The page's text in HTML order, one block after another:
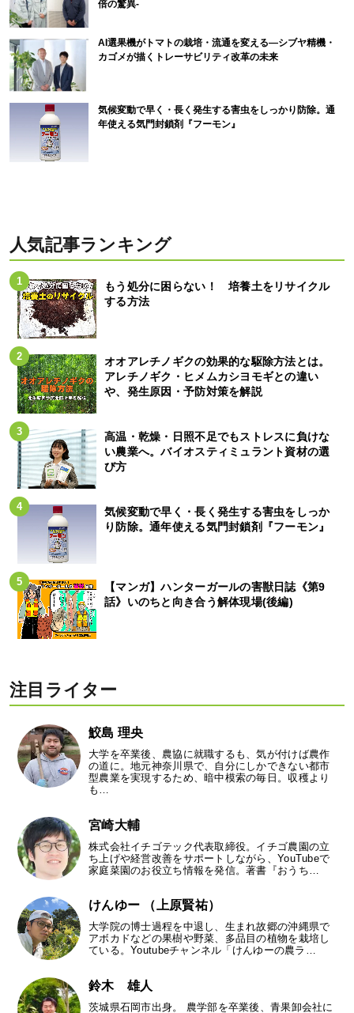
倍の驚異-
AI選果機がトマトの栽培・流通を変える―シブヤ精機・
カゴメが描くトレーサビリティ改革の未来
気候変動で早く・長く発生する害虫をしっかり防除。通
年使える気門封鎖剤『フーモン』
人気記事ランキング
もう処分に困らない！ 培養土をリサイクル
する方法
オオアレチノギクの効果的な駆除方法とは。
アレチノギク・ヒメムカシヨモギとの違い
や、発生原因・予防対策を解説
高温・乾燥・日照不足でもストレスに負けな
い農業へ。バイオスティミュラント資材の選
び方
気候変動で早く・長く発生する害虫をしっか
り防除。通年使える気門封鎖剤『フーモン』
【マンガ】ハンターガールの害獣日誌《第9
話》いのちと向き合う解体現場(後編)
注目ライター
鮫島 理央
大学を卒業後、農協に就職するも、気が付けば農作
の道に。地元神奈川県で、自分にしかできない都市
型農業を実現するため、暗中模索の毎日。収穫より
も…
宮崎大輔
株式会社イチゴテック代表取締役。イチゴ農園の立
ち上げや経営改善をサポートしながら、YouTubeで
家庭菜園のお役立ち情報を発信。著書『おうち…
けんゆー （上原賢祐）
大学院の博士過程を中退し、生まれ故郷の沖縄県で
アボカドなどの果樹や野菜、多品目の植物を栽培し
ている。Youtubeチャンネル「けんゆーの農ラ…
鈴木 雄人
茨城県石岡市出身。 農学部を卒業後、青果卸会社に